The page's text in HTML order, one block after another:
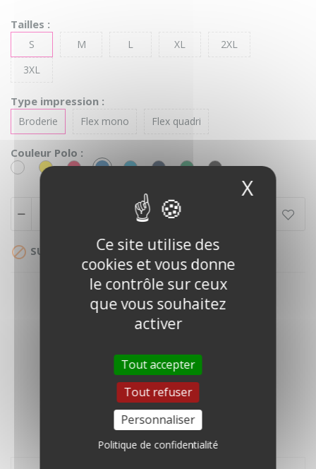
Ce site utilise des
cookies et vous donne
le contrôle sur ceux
que vous souhaitez
activer
Tout accepter
Tout refuser
Personnaliser
Politique de confidentialité
X
Tailles :
S M L XL
2XL
3XL
Type impression :
Broderie Flex mono Flex quadri
Couleur Polo :
Blanc Jaune RougeBleu Turquoise
MarineVert Noir
Ajouter au panier
 SUR DEVIS
DESCRIPTION
DÉTAILS DU PRODUIT
AVIS